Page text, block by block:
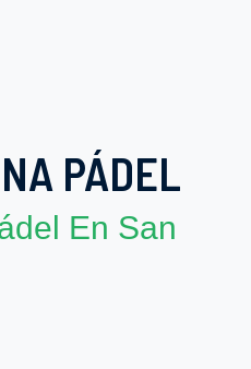
PÁDEL
En San